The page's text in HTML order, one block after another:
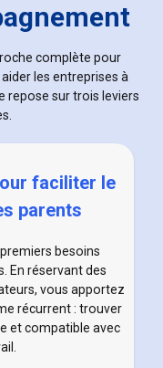
complète pour
les entreprises à
repose sur trois leviers
faciliter le
parents
premiers besoins
En réservant des
vous apportez
récurrent : trouver
et compatible avec